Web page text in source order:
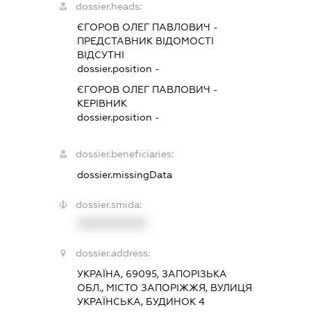
dossier.heads:
ЄГОРОВ ОЛЕГ ПАВЛОВИЧ -
ПРЕДСТАВНИК ВІДОМОСТІ
ВІДСУТНІ
dossier.position -
ЄГОРОВ ОЛЕГ ПАВЛОВИЧ -
КЕРІВНИК
dossier.position -
dossier.beneficiaries:
dossier.missingData
dossier.smida:
dossier.address:
УКРАЇНА, 69095, ЗАПОРІЗЬКА
ОБЛ., МІСТО ЗАПОРІЖЖЯ, ВУЛИЦЯ
УКРАЇНСЬКА, БУДИНОК 4